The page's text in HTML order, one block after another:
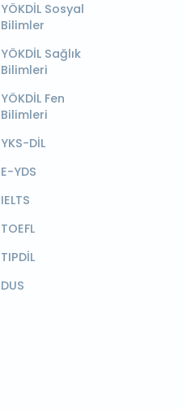
YÖKDİL Sosyal
Bilimler
YÖKDİL Sağlık
Bilimleri
YÖKDİL Fen
Bilimleri
YKS-DİL
E-YDS
IELTS
TOEFL
TIPDİL
DUS